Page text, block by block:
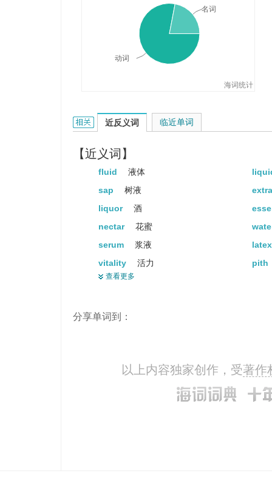
digesting food.
肠液的主要功能是分解消化食物
We ran out of juice on the
我们在高速公路上行驶时汽油
I just don't have the juice海词统计
动词
名词
juice的相关资料：
近反义词
【近义词】
fluid 液体
sap
树液
liquor
酒
nectar
花蜜
serum
浆液
vitality
活力
pith
strength
distillation
查看更多
临近单词
分享单词到：
以上内容独家创作，受著作